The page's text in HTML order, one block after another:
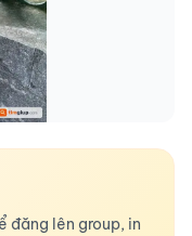
đăng lên group, in